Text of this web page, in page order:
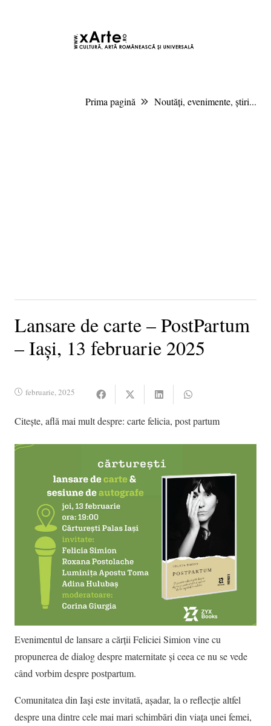
Prima pagină Noutăți, evenimente, știri...
Lansare de carte – PostPartum
– Iași, 13 februarie 2025
februarie, 2025
Citește, află mai mult despre: carte felicia, post partum
Evenimentul de lansare a cărții Feliciei Simion vine cu
propunerea de dialog despre maternitate și ceea ce nu se vede
când vorbim despre postpartum.
Comunitatea din Iași este invitată, așadar, la o reflecție altfel
despre una dintre cele mai mari schimbări din viața unei femei,